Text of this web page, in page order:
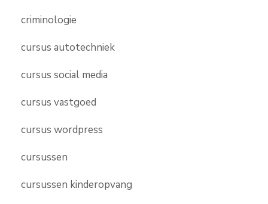
criminologie
cursus autotechniek
cursus social media
cursus vastgoed
cursus wordpress
cursussen
cursussen kinderopvang